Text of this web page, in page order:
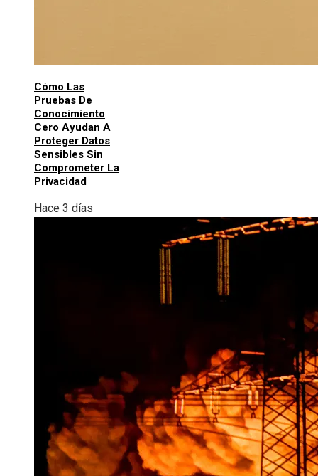
Cómo Las
Pruebas De
Conocimiento
Cero Ayudan A
Proteger Datos
Sensibles Sin
Comprometer La
Privacidad
Hace 3 días